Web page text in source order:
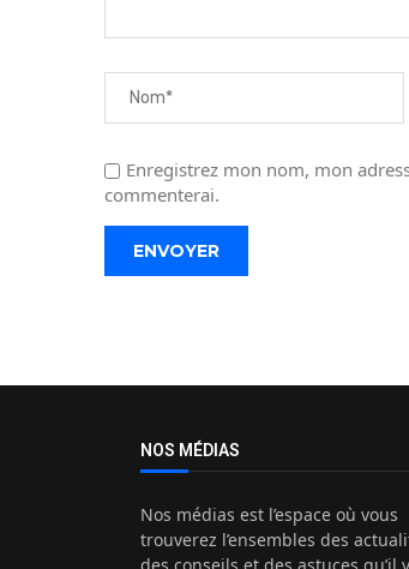
Enregistrez mon nom, mon
commenterai.
NOS MÉDIAS
Nos médias est l’espace où vous
trouverez l’ensembles des